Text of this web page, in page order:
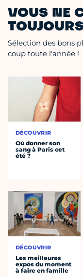
VOUS NE
Sélection des bons
coup toute l'année !
DÉCOUVRIR
Où donner son
sang à Paris cet
été ?
DÉCOUVRIR
Les meilleures
expos du moment
à faire en famille